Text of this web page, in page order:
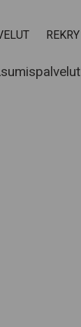
REKRY